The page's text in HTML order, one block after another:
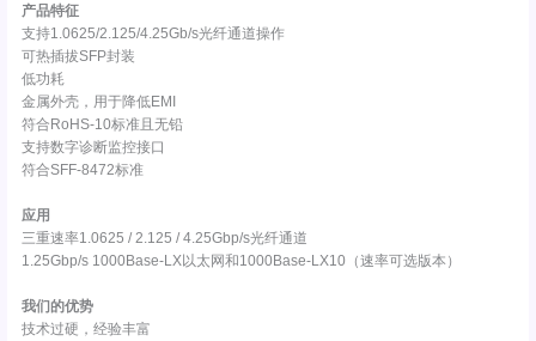
产品特征
支持1.0625/2.125/4.25Gb/s光纤通道操作
可热插拔SFP封装
低功耗
金属外壳，用于降低EMI
符合RoHS-10标准且无铅
支持数字诊断监控接口
符合SFF-8472标准
应用
三重速率1.0625 / 2.125 / 4.25Gbp/s光纤通道
1.25Gbp/s 1000Base-LX以太网和1000Base-LX10（速率可选版本）
我们的优势
技术过硬，经验丰富